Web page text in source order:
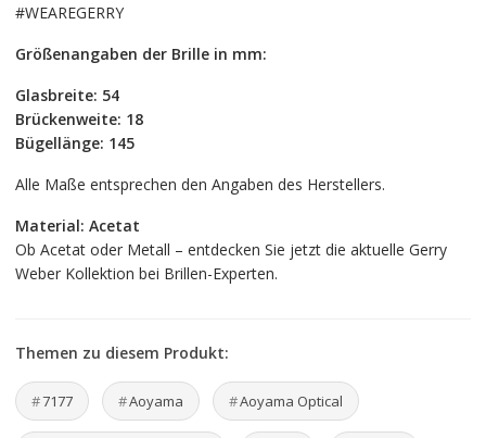
#WEAREGERRY
Größenangaben der Brille in mm:
Glasbreite: 54
Brückenweite: 18
Bügellänge: 145
Alle Maße entsprechen den Angaben des Herstellers.
Material: Acetat
Ob Acetat oder Metall – entdecken Sie jetzt die aktuelle Gerry
Weber Kollektion bei Brillen-Experten.
Themen zu diesem Produkt:
7177 Aoyama Aoyama Optical